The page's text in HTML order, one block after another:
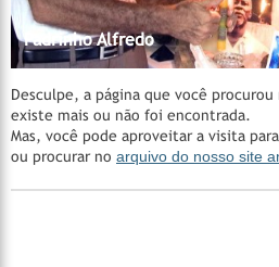
Madrinha Rita
Catedral da Floresta
Catedral da Floresta
Acervo do CEDOC
Catedral da Floresta
Santa Casa de Cura - Padrinho
Nossos Padrinhos
AMAGAIA
Manejo Florestal Comunitário
Vila Céu do Mapiá
Mestre Irineu
Fazenda São Sebastião
Padrinho Sebastião
Hinários
Feitio
Feitio
Padrinho Alfredo
Desculpe, a página que você
existe mais ou não foi encontrada.
Mas, você pode aproveitar a visita
ou procurar no arquivo do nosso site